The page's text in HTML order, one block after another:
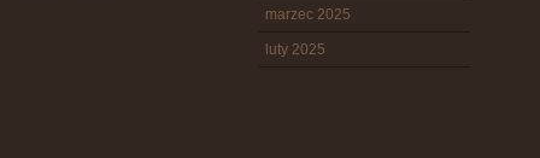
marzec 2025
luty 2025